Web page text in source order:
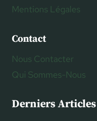
Mentions Légales
Contact
Nous Contacter
Qui Sommes-Nous
Derniers Articles